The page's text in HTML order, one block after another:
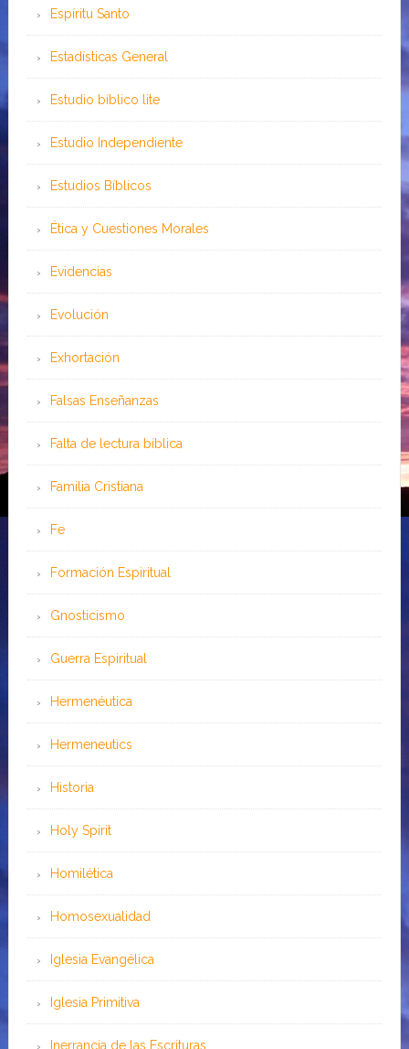
Espíritu Santo
Estadísticas General
Estudio bíblico lite
Estudio Independiente
Estudios Bíblicos
Ética y Cuestiones Morales
Evidencias
Evolución
Exhortación
Falsas Enseñanzas
Falta de lectura bíblica
Familia Cristiana
Fe
Formación Espiritual
Gnosticismo
Guerra Espiritual
Hermenéutica
Hermeneutics
Historia
Holy Spirit
Homilética
Homosexualidad
Iglesia Evangélica
Iglesia Primitiva
Inerrancia de las Escrituras